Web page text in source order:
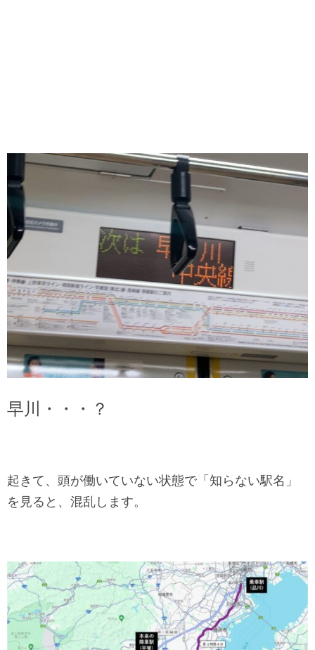
早川・・・？
起きて、頭が働いていない状態で「知らない駅名」
を見ると、混乱します。